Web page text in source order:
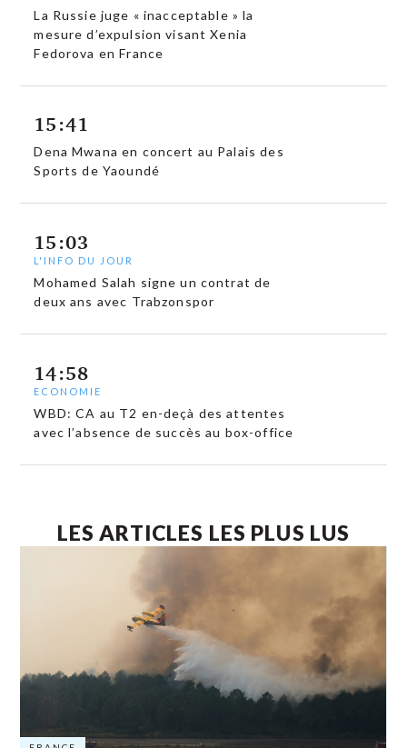
La Russie juge « inacceptable » la
mesure d’expulsion visant Xenia
Fedorova en France
15:41
Dena Mwana en concert au Palais des
Sports de Yaoundé
15:03
L'INFO DU JOUR
Mohamed Salah signe un contrat de
deux ans avec Trabzonspor
14:58
ECONOMIE
WBD: CA au T2 en-deçà des attentes
avec l’absence de succès au box-office
LES ARTICLES LES PLUS LUS